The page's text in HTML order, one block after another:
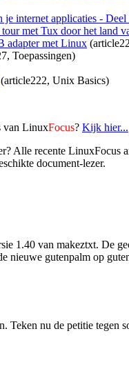
je internet applicaties - Deel
met Tux door het land
adapter met Linux
Toepassingen)
(article222, Unix Basics)
van LinuxFocus? Kijk hier...
Alle recente LinuxFocus
document-lezer.
1.40 van makeztxt. De
nieuwe gutenpalm op
Teken nu de petitie tegen